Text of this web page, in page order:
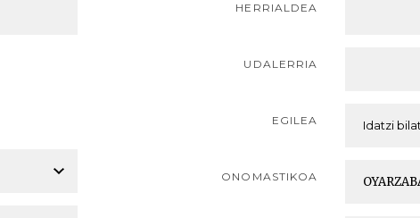
HERRIALDEA
UDALERRIA
EGILEA
ONOMASTIKOA